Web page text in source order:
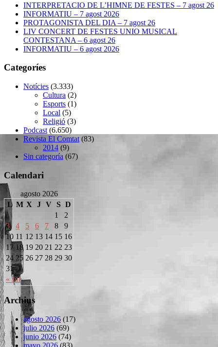
INTERPRETACIO DE L’HIMNE DE FESTES – 7 agost 26
INFORMATIU – 7 agost 2026
PROTAGONISTA DEL DIA – 7 agost 26
LIV CONCERT DE FESTES UNIO MUSICAL
CONTESTANA – 6 agost 26
INFORMATIU – 6 agost 2026
Categoríes
Notícies (3.333)
Cultura (2)
Esports (1)
Local (5)
Religió (3)
Podcast (6.650)
Revista El Comtat (83)
2014 (9)
Sin categoría (67)
Calendari
agosto 2026
L M X J V S D
« Jul
1
2
3
4 5 6 7 8
9
10 11 12 13 14 15 16
17 18 19 20 21 22 23
24 25 26 27 28 29 30
31
Archius
agosto 2026 (17)
julio 2026 (69)
junio 2026 (74)
mayo 2026 (83)